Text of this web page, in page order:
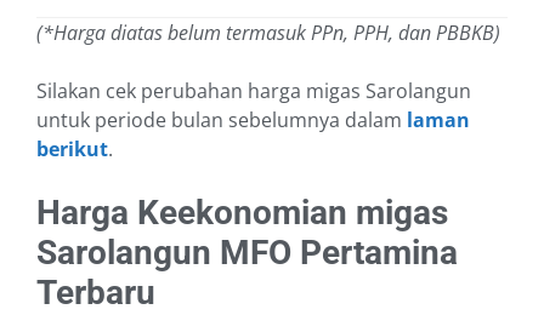
(*Harga diatas belum termasuk PPn, PPH, dan PBBKB)
Silakan cek perubahan harga migas Sarolangun
untuk periode bulan sebelumnya dalam laman
berikut.
Harga Keekonomian migas
Sarolangun MFO Pertamina
Terbaru